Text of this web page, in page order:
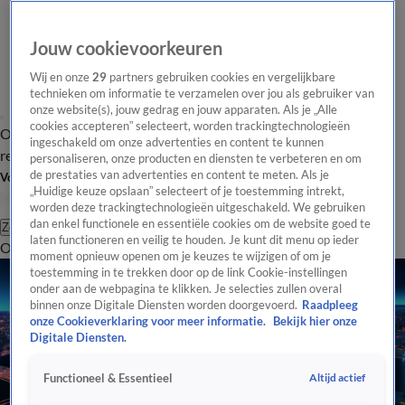
Overzicht Laatste nieuws Regionieuws Het beste van Hart
Tip de
redactie
Volg Hart van Nederland
Zoeken
OverzichtRegioUitzendingenWeerTip de redactiePanelVideo's
Jouw cookievoorkeuren
Wij en onze29 partners gebruiken cookies en vergelijkbare
technieken om informatie te verzamelen over jou als gebruiker van
onze website(s), jouw gedrag en jouw apparaten. Als je „Alle
cookies accepteren” selecteert, worden trackingtechnologieën
ingeschakeld om onze advertenties en content te kunnen
personaliseren, onze producten en diensten te verbeteren en om
de prestaties van advertenties en content te meten. Als je
„Huidige keuze opslaan” selecteert of je toestemming intrekt,
worden deze trackingtechnologieën uitgeschakeld. We gebruiken
dan enkel functionele en essentiële cookies om de website goed te
laten functioneren en veilig te houden. Je kunt dit menu op ieder
moment opnieuw openen om je keuzes te wijzigen of om je
toestemming in te trekken door op de link Cookie-instellingen
onder aan de webpagina te klikken. Je selecties zullen overal
binnen onze Digitale Diensten worden doorgevoerd. Raadpleeg
onze Cookieverklaring voor meer informatie.
Bekijk hier onze
Digitale Diensten.
Functioneel & Essentieel Altijd actief